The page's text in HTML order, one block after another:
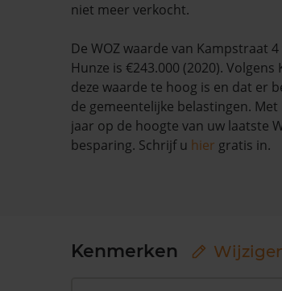
niet meer verkocht.
De WOZ waarde van Kampstraat
Hunze is €243.000 (2020).
deze waarde te hoog is en dat er
de gemeentelijke belastingen. Met
jaar op de hoogte van uw laatste
besparing. Schrijf u hier gratis in.
Kenmerken